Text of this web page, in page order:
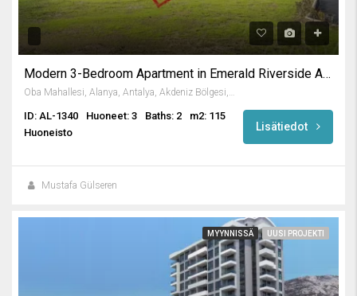
Modern 3-Bedroom Apartment in Emerald Riverside Alanya
Oba Mahallesi, Alanya, Antalya, Akdeniz Bölgesi, Türkiye
ID: AL-1340 Huoneet: 3 Baths: 2
m2: 115
Huoneisto
Lisätiedot
Mustafa Gülseren
MYYNNISSÄ UUSI PROJEKTI